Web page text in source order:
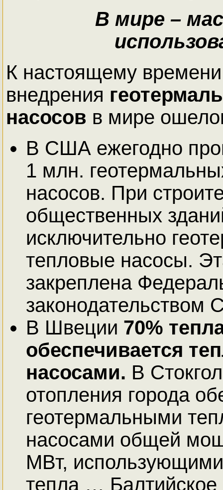
В мире –
К настоящему
внедрения
насосов в мире
В США ежегодно
1 млн.
насосов. При
общественных
исключительно
тепловые насосы.
закреплена
законодательством
В Швеции 70%
обеспечивается
насосами. В
отопления города
геотермальными
насосами общей
МВт, использующими
тепла … Балтийское